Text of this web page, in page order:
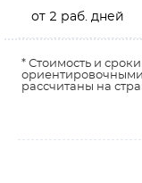
от 2 раб. дней
* Стоимость и
рассчитаны на